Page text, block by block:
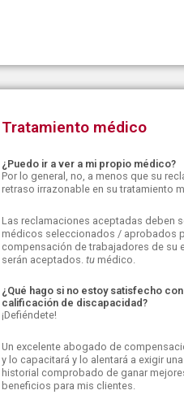
Tratamiento médico
¿Puedo ir a ver a mi propio médico?
Por lo general, no, a menos que su
retraso irrazonable en su tratamiento
Las reclamaciones aceptadas deben
médicos seleccionados / aprobados
compensación de trabajadores de su
serán aceptados. tu médico.
¿Qué hago si no estoy satisfecho
calificación de discapacidad?
¡Defiéndete!
Un excelente abogado de
y lo capacitará y lo alentará a exigir
historial comprobado de ganar
beneficios para mis clientes.